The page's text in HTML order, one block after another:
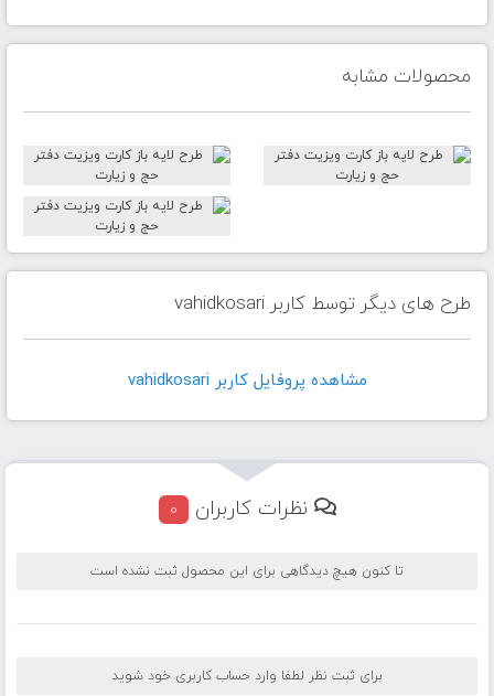
محصولات مشابه
طرح های دیگر توسط کاربر vahidkosari
مشاهده پروفايل کاربر vahidkosari
نظرات کاربران 0
تا کنون هیچ دیدگاهی برای این محصول ثبت نشده است
برای ثبت نظر لطفا وارد حساب کاربری خود شوید